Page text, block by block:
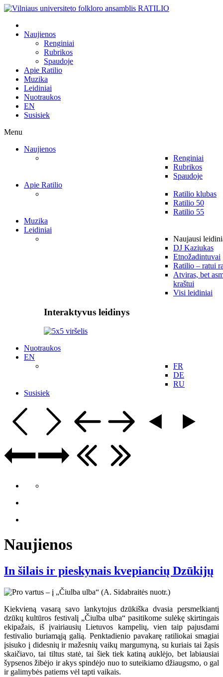
Naujienos
Renginiai
Rubrikos
Spaudoje
Apie Ratilio
Muzika
Leidiniai
Nuotraukos
EN
Susisiek
Menu
Naujienos
Renginiai
Rubrikos
Spaudoje
Apie Ratilio
Ratilio klubas
Ratilio 50
Ratilio 55
Muzika
Leidiniai
Naujausi
DJ Kaziukas
Etnožadintuvai
Ratilio – ratui
Atviras, bet
kraštui
Visi leidiniai
Interaktyvus leidinys
Nuotraukos
EN
FR
DE
RU
Susisiek
Naujienos
In šilais ir pieskynais kvepiancių Dzūkijų
Kiekvieną vasarą savo lankytojus dzūkiška dvasia persmelkiantį
dzūkų kultūros festivalį „Čiulba ulba“ pasitikome sulėkę skirtingais
ekipažais, iš įvairiausių Lietuvos kampelių, vien taip pajusdami
festivalio buriamąją galią. Penktadienio pavakarę ratiliokai smagiai
įsisuko į didesnių ir mažesnių vaikų margumyną, su kuriais tai žąsis
skaičiavo, tai tiltus statė, tai šiek tiek katiną auklėjo, bet labiausiai
šypsenos žibėjo ir akys spindėjo nuo to suteikiamo džiaugsmo, o gal
ir galimybės patiems vėl tapti vaikais.